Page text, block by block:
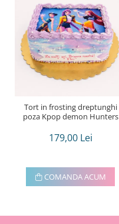
Tort in frosting dreptunghi
poza Kpop demon Hunters
179,00 Lei
COMANDA ACUM